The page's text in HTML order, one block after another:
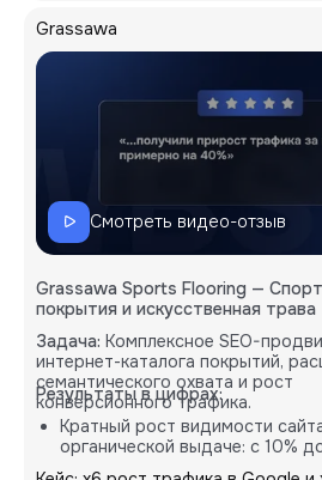
Grassawa
Смотреть видео-отзыв
Grassawa Sports Flooring —
покрытия и искусственная трава
Задача: Комплексное SEO-
интернет-каталога покрытий,
семантического охвата и рост
конверсионного трафика.
Результаты в цифрах:
Кратный рост видимости
органической выдаче: с 10%
Пропорциональное увеличение